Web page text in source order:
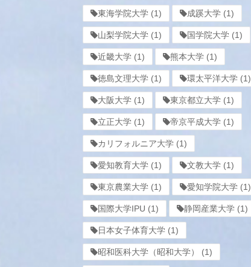
東海学院大学 (1) 成蹊大学 (1)
山梨学院大学 (1) 国学院大学 (1)
近畿大学 (1) 熊本大学 (1)
徳島文理大学 (1) 環太平洋大学 (1)
大阪大学 (1) 東京都立大学 (1)
立正大学 (1) 帝京平成大学 (1)
カリフォルニア大学 (1)
愛知教育大学 (1) 文教大学 (1)
東京農業大学 (1) 愛知学院大学 (1)
国際大学IPU (1) 静岡産業大学 (1)
日本女子体育大学 (1)
昭和医科大学（昭和大学） (1)